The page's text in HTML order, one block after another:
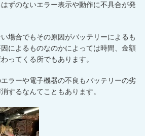
ずのないエラー表示や動作に不具合が発
場合でもその原因がバッテリーによるも
によるものなのかによっては時間、金額
ってくる所でもあります。
ラーや電子機器の不良もバッテリーの劣
するなんてこともあります。